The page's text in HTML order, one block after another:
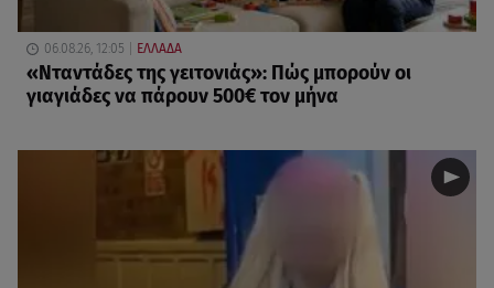
06.08.26, 12:05 ΕΛΛΑΔΑ
«Νταντάδες της γειτονιάς»: Πώς μπορούν οι
γιαγιάδες να πάρουν 500€ τον μήνα